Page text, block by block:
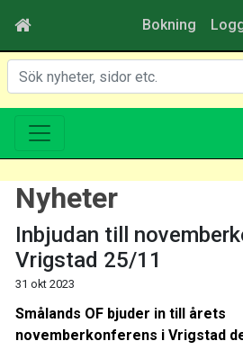
Bokning
Nyheter
Inbjudan till
Vrigstad 25/11
31 okt 2023
Smålands OF bjuder in till årets
novemberkonferens i Vrigstad